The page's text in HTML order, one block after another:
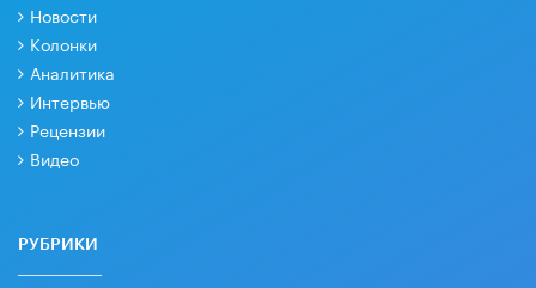
Новости
Колонки
Аналитика
Интервью
Рецензии
Видео
РУБРИКИ